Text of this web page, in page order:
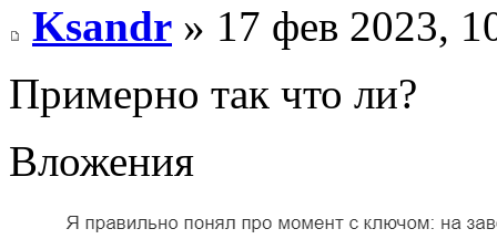
Ksandr » 17 фев 2023,
Примерно так что ли?
Вложения